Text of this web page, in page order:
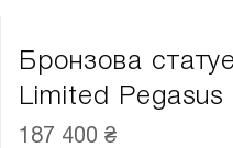
Бронзова
Limited Pegasus
187 400 ₴